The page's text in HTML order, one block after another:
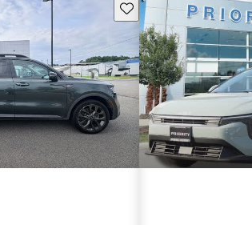
Guarda este Aviso